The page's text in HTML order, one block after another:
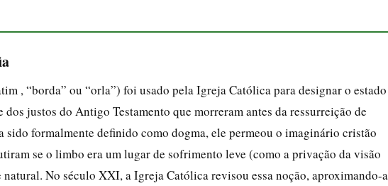
, “borda” ou “orla”) foi usado pela Igreja Católica para designar o estado
dos justos do Antigo Testamento que morreram antes da ressurreição de
sido formalmente definido como dogma, ele permeou o imaginário cristão
se o limbo era um lugar de sofrimento leve (como a privação da visão
No século XXI, a Igreja Católica revisou essa noção, aproximando-a